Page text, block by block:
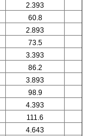
2.393
60.8
2.893
73.5
3.393
86.2
3.893
98.9
4.393
111.6
4.643